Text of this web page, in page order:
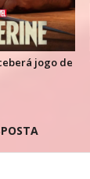
jogo de